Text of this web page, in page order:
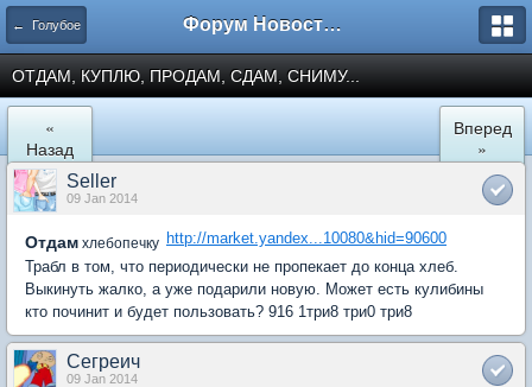
← Голубое Форум Новостройки
ОТДАМ, КУПЛЮ, ПРОДАМ, СДАМ, СНИМУ...
«
Назад
Вперед
»
Seller
09 Jan 2014
Отдам хлебопечку http://market.yandex...10080&hid=90600
Трабл в том, что периодически не пропекает до конца хлеб.
Выкинуть жалко, а уже подарили новую. Может есть кулибины
кто починит и будет пользовать? 916 1три8 три0 три8
Сегреич
09 Jan 2014